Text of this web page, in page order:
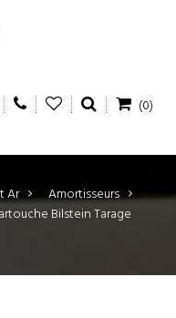
(0)
Ar >
Amortisseurs
Bilstein Tarage